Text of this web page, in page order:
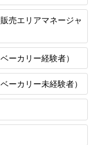
売エリアマネージャ
ーカリー経験者）
ーカリー未経験者）